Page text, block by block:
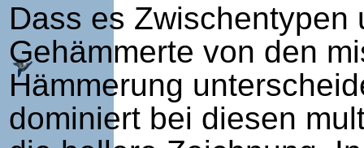
Dass es
Gehämmerte von den
Hämmerung
dominiert bei diesen